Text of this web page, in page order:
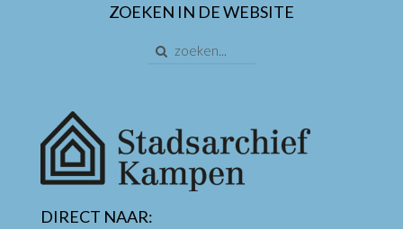
ZOEKEN IN DE WEBSITE
DIRECT NAAR: